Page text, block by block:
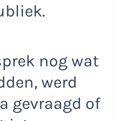
nog wat
werd
gevraagd of